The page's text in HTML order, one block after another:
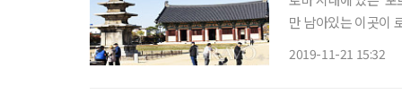
만 남아있는 이곳이
2019-11-21 15:32